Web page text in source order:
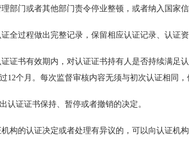
部门或者其他部门责令停业整顿，或者纳入国家
全过程做出完整记录，保留相应认证记录、认证
证书有效期内，对认证证书持有人是否持续满足
12个月。每次监督审核内容无须与初次认证相同
认证证书保持、暂停或者撤销的决定。
构的认证决定或者处理有异议的，可以向认证